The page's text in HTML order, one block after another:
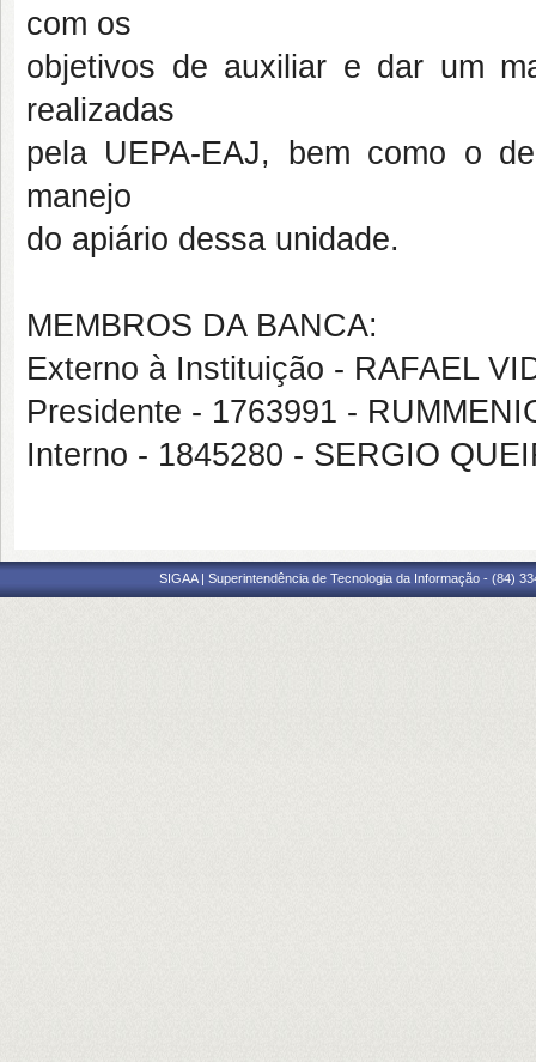
com os
objetivos de auxiliar e dar um
realizadas
pela UEPA-EAJ, bem como o
manejo
do apiário dessa unidade.
MEMBROS DA BANCA:
Externo à Instituição - RAFAEL
Presidente - 1763991 -
Interno - 1845280 - SERGIO
SIGAA | Superintendência de Tecnologia da Informação - (84)